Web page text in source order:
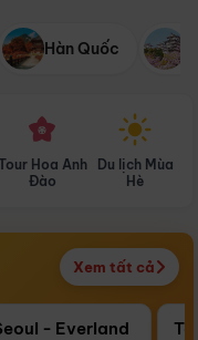
Hàn Quốc
Hoa Anh
Đào
Du lịch Mùa
Hè
Xem tất cả
Điểm nổi bật
- Everland